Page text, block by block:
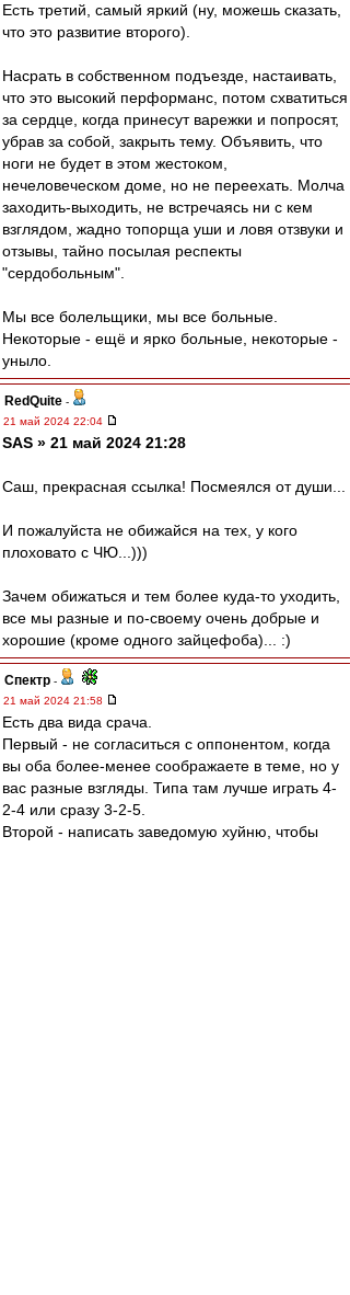
Есть третий, самый яркий (ну, можешь сказать,
что это развитие второго).
Насрать в собственном подъезде, настаивать,
что это высокий перформанс, потом схватиться
за сердце, когда принесут варежки и попросят,
убрав за собой, закрыть тему. Объявить, что
ноги не будет в этом жестоком,
нечеловеческом доме, но не переехать. Молча
заходить-выходить, не встречаясь ни с кем
взглядом, жадно топорща уши и ловя отзвуки и
отзывы, тайно посылая респекты
"сердобольным".
Мы все болельщики, мы все больные.
Некоторые - ещё и ярко больные, некоторые -
уныло.
RedQuite -
21 май 2024 22:04
SAS » 21 май 2024 21:28
Саш, прекрасная ссылка! Посмеялся от души...
И пожалуйста не обижайся на тех, у кого
плоховато с ЧЮ...)))
Зачем обижаться и тем более куда-то уходить,
все мы разные и по-своему очень добрые и
хорошие (кроме одного зайцефоба)... :)
Спектр -
21 май 2024 21:58
Есть два вида срача.
Первый - не согласиться с оппонентом, когда
вы оба более-менее соображаете в теме, но у
вас разные взгляды. Типа там лучше играть 4-
2-4 или сразу 3-2-5.
Второй - написать заведомую хуйню, чтобы